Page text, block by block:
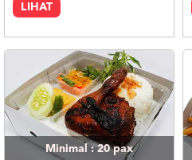
LIHAT
Minimal : 20pax